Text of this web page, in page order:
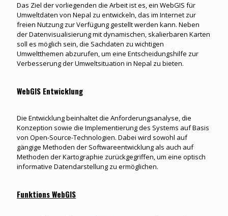
Das Ziel der vorliegenden die Arbeit ist es, ein WebGIS für
Umweltdaten von Nepal zu entwickeln, das im Internet zur
freien Nutzung zur Verfügung gestellt werden kann. Neben
der Datenvisualisierung mit dynamischen, skalierbaren Karten
soll es möglich sein, die Sachdaten zu wichtigen
Umweltthemen abzurufen, um eine Entscheidungshilfe zur
Verbesserung der Umweltsituation in Nepal zu bieten.
WebGIS Entwicklung
Die Entwicklung beinhaltet die Anforderungsanalyse, die
Konzeption sowie die Implementierung des Systems auf Basis
von Open-Source-Technologien. Dabei wird sowohl auf
gängige Methoden der Softwareentwicklung als auch auf
Methoden der Kartographie zurückgegriffen, um eine optisch
informative Datendarstellung zu ermöglichen.
Funktions WebGIS